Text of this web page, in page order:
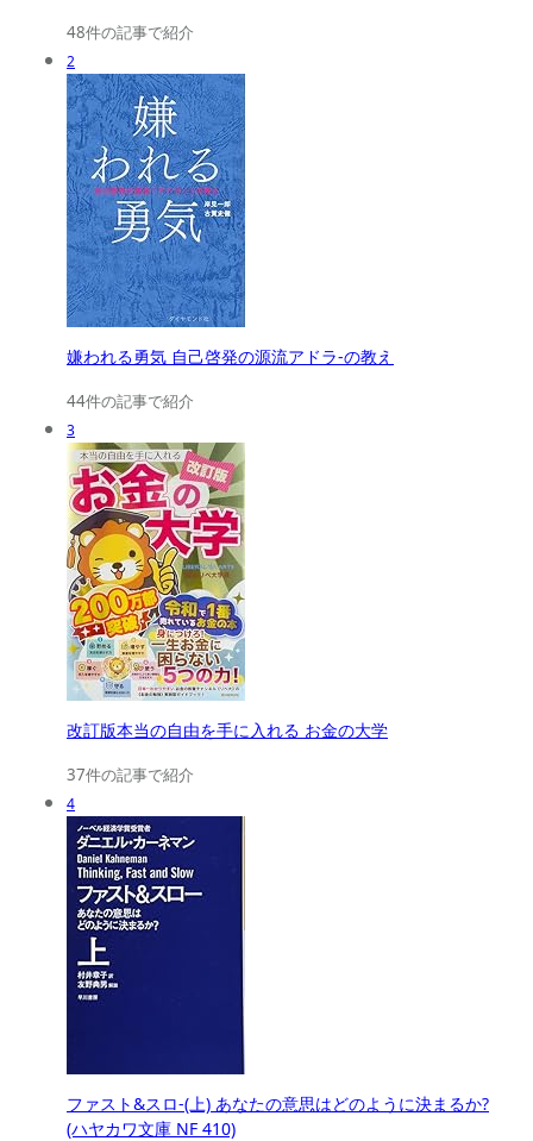
48件の記事で紹介
2
嫌われる勇気 自己啓発の源流アドラ-の教え
44件の記事で紹介
3
改訂版本当の自由を手に入れる お金の大学
37件の記事で紹介
4
ファスト&スロ-(上) あなたの意思はどのように決まるか?
(ハヤカワ文庫 NF 410)